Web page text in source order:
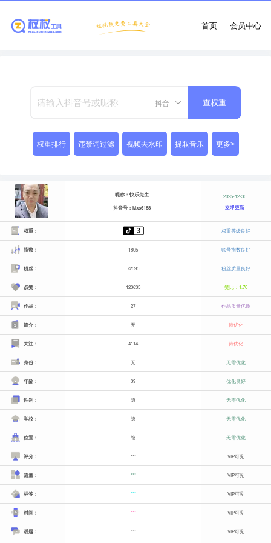
会员中心
首页
抖音 查权重
权重排行 违禁词过滤 视频去水印 提取音乐 更多>
昵称：快乐先生
抖音号：klxs6188
2025-12-30
立即更新
权重： 权重等级良好
指数： 1805 账号指数良好
粉丝： 72595 粉丝质量良好
点赞： 123635 赞比：1.70
作品： 27 作品质量优质
简介： 无 待优化
关注： 4114 待优化
身份： 无 无需优化
年龄： 39 优化良好
性别： 隐 无需优化
学校： 隐 无需优化
位置： 隐 无需优化
评分： *** VIP可见
流量： *** VIP可见
标签： *** VIP可见
时间： *** VIP可见
话题： *** VIP可见